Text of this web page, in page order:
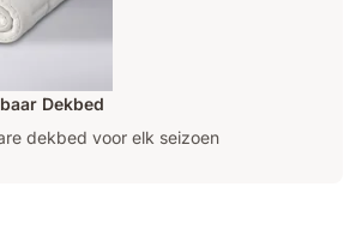
Dekbed
dekbed voor elk seizoen